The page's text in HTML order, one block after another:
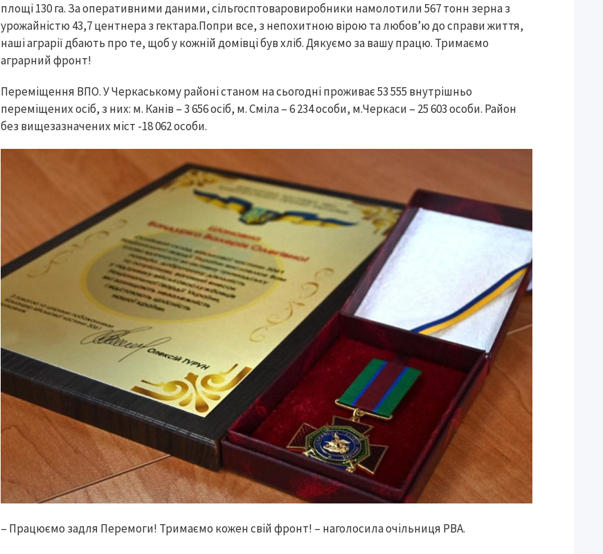
площі 130 га. За оперативними даними, сільгосптоваровиробники намолотили 567 тонн зерна з
урожайністю 43,7 центнера з гектара.Попри все, з непохитною вірою та любов’ю до справи життя,
наші аграрії дбають про те, щоб у кожній домівці був хліб. Дякуємо за вашу працю. Тримаємо
аграрний фронт!
Переміщення ВПО. У Черкаському районі станом на сьогодні проживає 53 555 внутрішньо
переміщених осіб, з них: м. Канів – 3 656 осіб, м. Сміла – 6 234 особи, м.Черкаси – 25 603 особи. Район
без вищезазначених міст -18 062 особи.
– Працюємо задля Перемоги! Тримаємо кожен свій фронт! – наголосила очільниця РВА.